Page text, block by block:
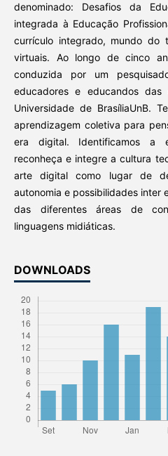
denominado: Desafios da
integrada à Educação
currículo integrado, mundo do
virtuais. Ao longo de cinco
conduzida por um
educadores e educandos
Universidade de BrasíliaUnB.
aprendizagem coletiva para
era digital. Identificamos a
reconheça e integre a cultura
arte digital como lugar de
autonomia e possibilidades inter
das diferentes áreas de
linguagens midiáticas.
DOWNLOADS